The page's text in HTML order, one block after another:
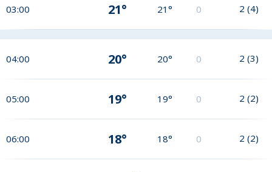
03:00 21° 21° 0 2 (4)
04:00 20° 20° 0 2 (3)
05:00 19° 19° 0 2 (2)
06:00 18° 18° 0 2 (2)